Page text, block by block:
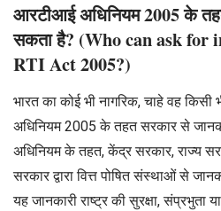
आरटीआई अधिनियम 2005 के
सकता है? (Who can ask for
RTI Act 2005?)
भारत का कोई भी नागरिक, चाहे वह किसी
अधिनियम 2005 के तहत सरकार से
अधिनियम के तहत, केंद्र सरकार, राज्य
सरकार द्वारा वित्त पोषित संस्थाओं से
यह जानकारी राष्ट्र की सुरक्षा, संप्रभुता